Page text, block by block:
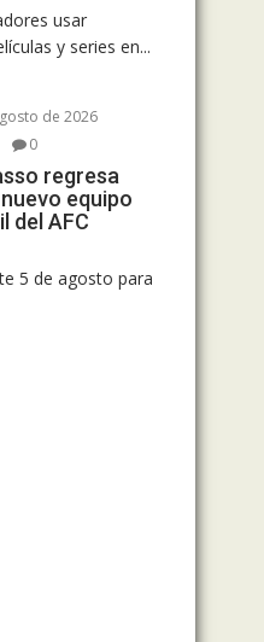
usar
y series en...
de 2026
0
regresa
equipo
del AFC
5 de agosto para